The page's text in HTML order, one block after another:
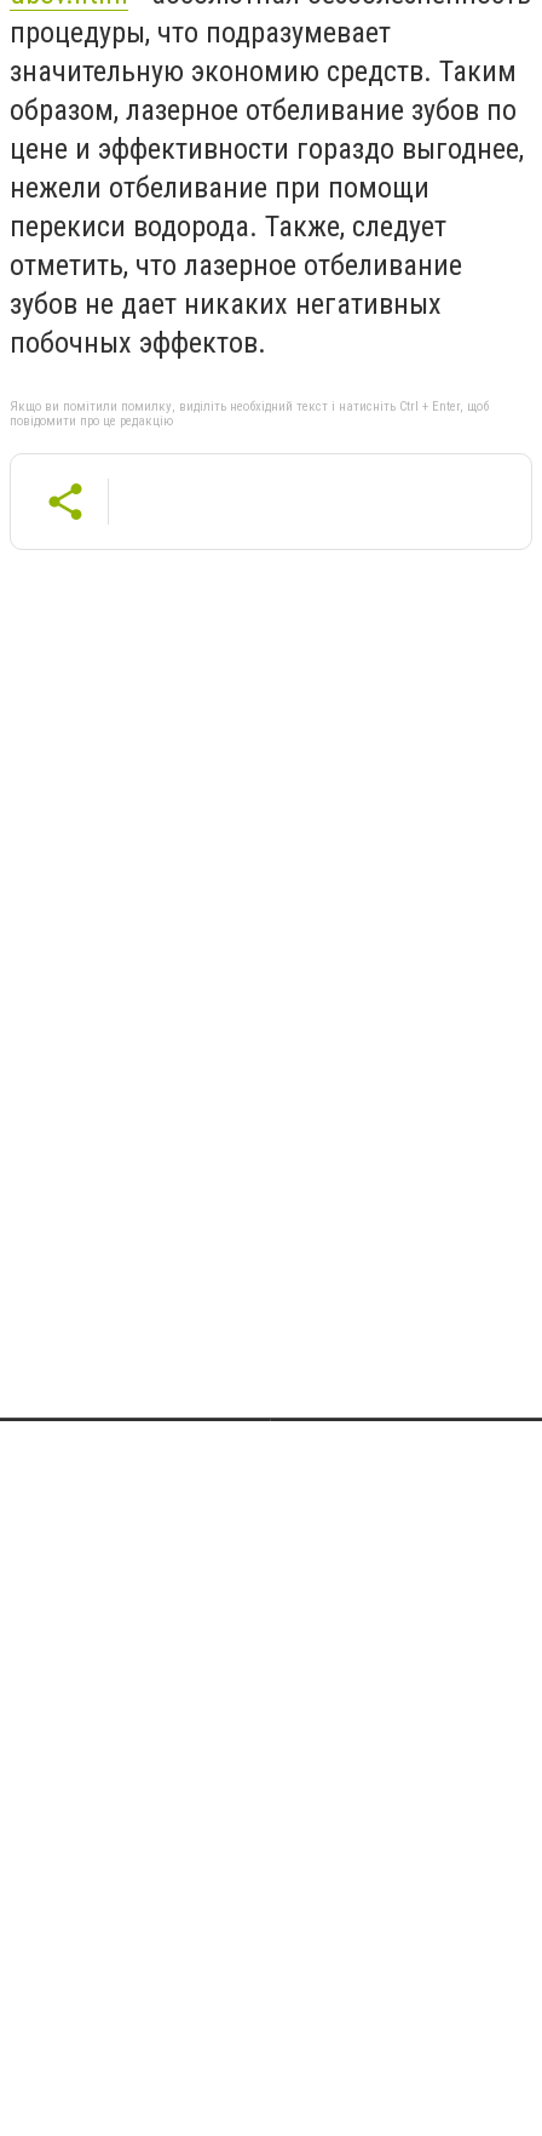
процедуры, что подразумевает
значительную экономию средств. Таким
образом, лазерное отбеливание зубов по
цене и эффективности гораздо выгоднее,
нежели отбеливание при помощи
перекиси водорода. Также, следует
отметить, что лазерное отбеливание
зубов не дает никаких негативных
побочных эффектов.
Якщо ви помітили помилку, виділіть необхідний текст і натисніть Ctrl + Enter, щоб
повідомити про це редакцію